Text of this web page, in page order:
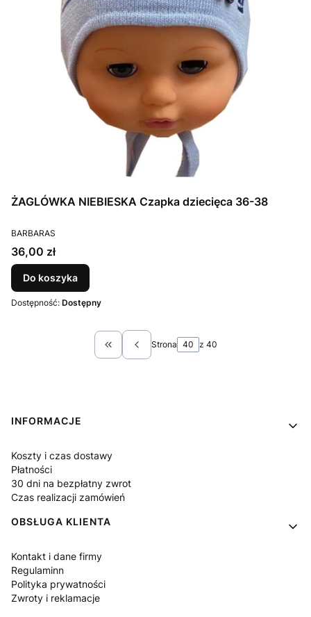
ŻAGLÓWKA NIEBIESKA Czapka dziecięca 36-38
PRODUCENT
BARBARAS
Cena
36,00 zł
Do koszyka
Dostępność: Dostępny
Wróć do pierwszej strony z produktami
Strona z 40
Linki w stopce
INFORMACJE
Koszty i czas dostawy
Płatności
30 dni na bezpłatny zwrot
Czas realizacji zamówień
OBSŁUGA KLIENTA
Kontakt i dane firmy
Regulaminn
Polityka prywatności
Zwroty i reklamacje